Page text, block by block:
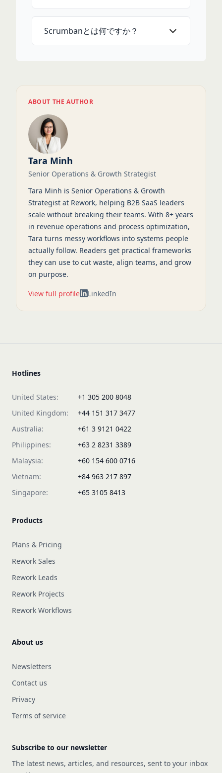
Scrumbanとは何ですか？
ABOUT THE AUTHOR
Tara Minh
Senior Operations & Growth Strategist
Tara Minh is Senior Operations & Growth
Strategist at Rework, helping B2B SaaS leaders
scale without breaking their teams. With 8+ years
in revenue operations and process optimization,
Tara turns messy workflows into systems people
actually follow. Readers get practical frameworks
they can use to cut waste, align teams, and grow
on purpose.
View full profile LinkedIn
Hotlines
United States:
+1 305 200 8048
United Kingdom:
+44 151 317 3477
Australia:
+61 3 9121 0422
Philippines:
+63 2 8231 3389
Malaysia:
+60 154 600 0716
Vietnam:
+84 963 217 897
Singapore:
+65 3105 8413
Products
Plans & Pricing
Rework Sales
Rework Leads
Rework Projects
Rework Workflows
About us
Newsletters
Contact us
Privacy
Terms of service
Subscribe to our newsletter
The latest news, articles, and resources, sent to your inbox